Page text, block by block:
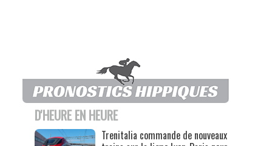
D'HEURE EN HEURE
Trenitalia commande de nouveaux